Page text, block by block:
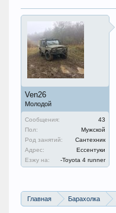
Ven26
Молодой
Сообщения:
43
Пол:
Мужской
Род занятий:
Сантехник
Адрес:
Ессентуки
Езжу на:
-Toyota 4 runner
Главная Барахолка